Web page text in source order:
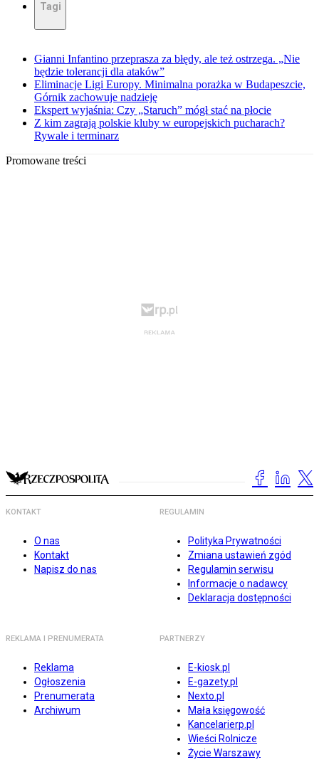
Tagi
Gianni Infantino przeprasza za błędy, ale też ostrzega. „Nie
będzie tolerancji dla ataków”
Eliminacje Ligi Europy. Minimalna porażka w Budapeszcie,
Górnik zachowuje nadzieję
Ekspert wyjaśnia: Czy „Staruch” mógł stać na płocie
Z kim zagrają polskie kluby w europejskich pucharach?
Rywale i terminarz
Promowane treści
KONTAKT
O nas
Kontakt
Napisz do nas
REGULAMIN
Polityka Prywatności
Zmiana ustawień zgód
Regulamin serwisu
Informacje o nadawcy
Deklaracja dostępności
REKLAMA I PRENUMERATA
Reklama
Ogłoszenia
Prenumerata
Archiwum
PARTNERZY
E-kiosk.pl
E-gazety.pl
Nexto.pl
Mała księgowość
Kancelarierp.pl
Wieści Rolnicze
Życie Warszawy